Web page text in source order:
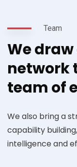
Team
We
network
team of
We also bring a
capability
intelligence and